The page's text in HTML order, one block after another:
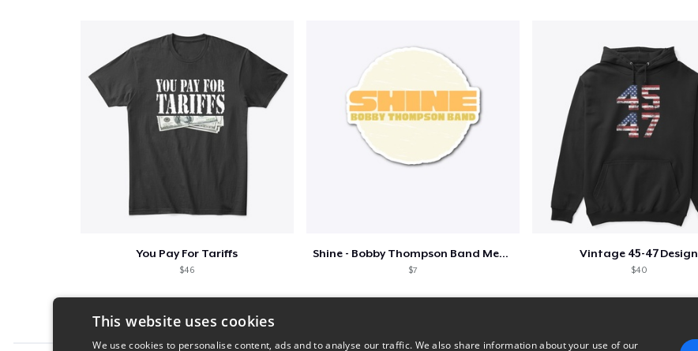
You Pay For Tariffs
$46
Shine - Bobby Thompson Band Merch
$7
Vintage 45-47 Design
$40
This website uses cookies
We use cookies to personalise content, ads and to analyse our traffic. We also share information about your use of our